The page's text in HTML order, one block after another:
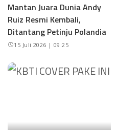
Mantan Juara Dunia Andy
Ruiz Resmi Kembali,
Ditantang Petinju Polandia
15 Juli 2026 | 09:25